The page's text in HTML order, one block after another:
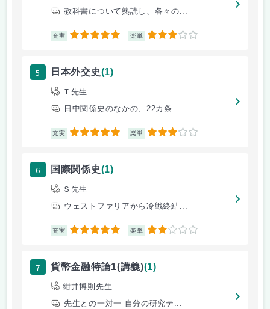
教科書について熟読し、各々の...
充実 5 楽単 3
5 日本外交史(1)
Ｔ先生
日中関係史のなかの、22カ条...
充実 5 楽単 3
6 国際関係史(1)
Ｓ先生
ウェストファリアから冷戦終結...
充実 5 楽単 2
7 貨幣金融特論1(講義)(1)
紺井博則先生
先生との一対一 自分の研究テ...